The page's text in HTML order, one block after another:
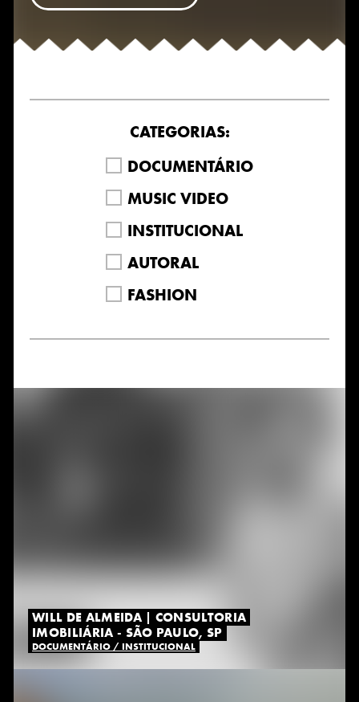
CATEGORIAS:
DOCUMENTÁRIO
MUSIC VIDEO
INSTITUCIONAL
AUTORAL
FASHION
WILL DE ALMEIDA | CONSULTORIA
IMOBILIÁRIA - SÃO PAULO, SP
DOCUMENTÁRIO / INSTITUCIONAL